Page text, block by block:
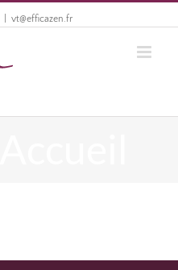
vt@efficazen.fr